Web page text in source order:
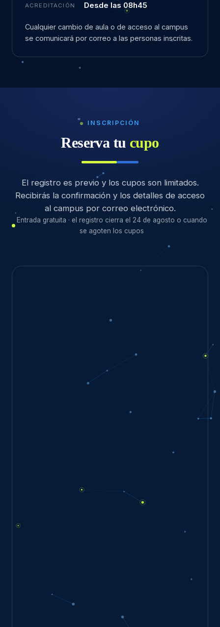
ACREDITACIÓN Desde las 08h45
Cualquier cambio de aula o de acceso al campus
se comunicará por correo a las personas inscritas.
INSCRIPCIÓN
Reserva tu cupo
El registro es previo y los cupos son limitados.
Recibirás la confirmación y los detalles de acceso
al campus por correo electrónico.
Entrada gratuita · el registro cierra el 24 de agosto o cuando
se agoten los cupos